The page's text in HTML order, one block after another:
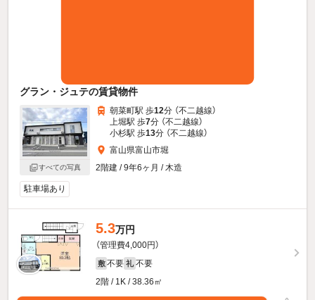
グラン・ジュテの賃貸物件
すべての写真
朝菜町駅 歩12分 （不二越線）
上堀駅 歩7分 （不二越線）
小杉駅 歩13分 （不二越線）
富山県富山市堀
2階建 / 9年6ヶ月 / 木造
駐車場あり
5.3万円
（管理費4,000円）
敷 不要 礼 不要
2階 / 1K / 38.36㎡